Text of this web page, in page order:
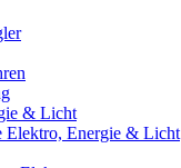
& Licht
Elektro, Energie & Licht